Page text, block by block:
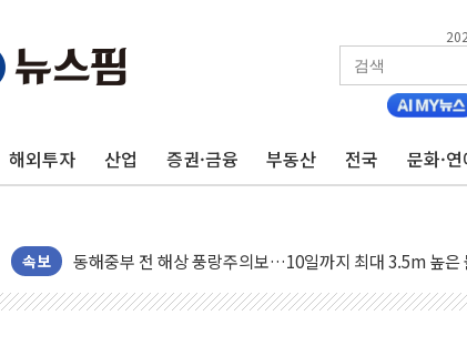
해외투자 산업 증권·금융 부동산 전국 문화·
속보
추미애, '위안부' 피해자 기림의 날 참석..."국제적 시민 연
인천 선재도 갯벌서 해루질 중 실종 60대 나흘만에 숨진
'화합' 꺼낸 김민석에 '뻔뻔' 받아친 정청래…제주 연설서
李대통령, ISA 개편 재검토 지시…與 "적극 환영"·野 "졸
연일 폭염에 온열질환 사망 23명…정부, 비상대응기구 가
中 전방위 아파트 부양, 수도 베이징도 부동산 규제 철폐